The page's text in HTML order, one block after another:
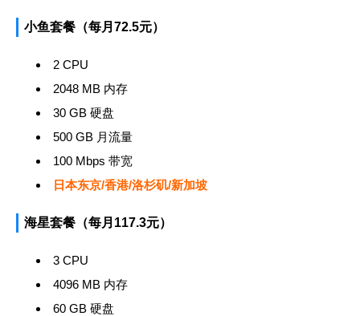
小鱼套餐（每月72.5元）
2 CPU
2048 MB 内存
30 GB 硬盘
500 GB 月流量
100 Mbps 带宽
日本东京/香港/洛杉矶/新加坡
海星套餐（每月117.3元）
3 CPU
4096 MB 内存
60 GB 硬盘